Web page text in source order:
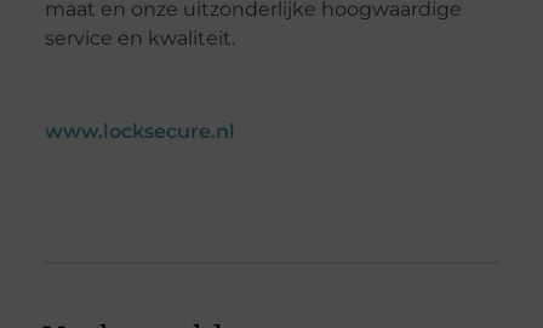
maat en onze uitzonderlijke hoogwaardige
service en kwaliteit.
www.locksecure.nl